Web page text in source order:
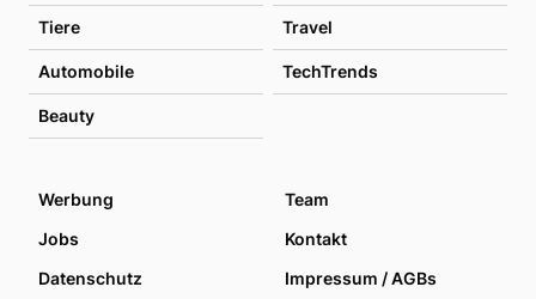
Tiere Travel
Automobile TechTrends
Beauty
Werbung
Team
Jobs
Kontakt
Datenschutz
Impressum / AGBs